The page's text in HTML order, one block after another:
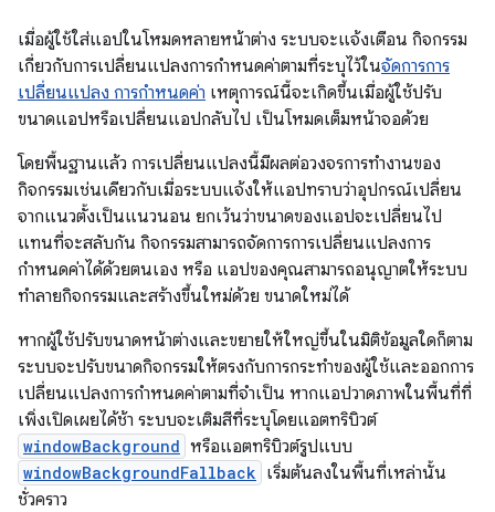
เมื่อผู้ใช้ใส่แอปในโหมดหลายหน้าต่าง ระบบจะแจ้งเตือน กิจกรรม
เกี่ยวกับการเปลี่ยนแปลงการกำหนดค่าตามที่ระบุไว้ในจัดการการ
เปลี่ยนแปลง การกำหนดค่า เหตุการณ์นี้จะเกิดขึ้นเมื่อผู้ใช้ปรับ
ขนาดแอปหรือเปลี่ยนแอปกลับไป เป็นโหมดเต็มหน้าจอด้วย
โดยพื้นฐานแล้ว การเปลี่ยนแปลงนี้มีผลต่อวงจรการทำงานของ
กิจกรรมเช่นเดียวกับเมื่อระบบแจ้งให้แอปทราบว่าอุปกรณ์เปลี่ยน
จากแนวตั้งเป็นแนวนอน ยกเว้นว่าขนาดของแอปจะเปลี่ยนไป
แทนที่จะสลับกัน กิจกรรมสามารถจัดการการเปลี่ยนแปลงการ
กำหนดค่าได้ด้วยตนเอง หรือ แอปของคุณสามารถอนุญาตให้ระบบ
ทำลายกิจกรรมและสร้างขึ้นใหม่ด้วย ขนาดใหม่ได้
หากผู้ใช้ปรับขนาดหน้าต่างและขยายให้ใหญ่ขึ้นในมิติข้อมูลใดก็ตาม
ระบบจะปรับขนาดกิจกรรมให้ตรงกับการกระทำของผู้ใช้และออกการ
เปลี่ยนแปลงการกำหนดค่าตามที่จำเป็น หากแอปวาดภาพในพื้นที่ที่
เพิ่งเปิดเผยได้ช้า ระบบจะเติมสีที่ระบุโดยแอตทริบิวต์
windowBackground หรือแอตทริบิวต์รูปแบบ
windowBackgroundFallback เริ่มต้นลงในพื้นที่เหล่านั้น
ชั่วคราว